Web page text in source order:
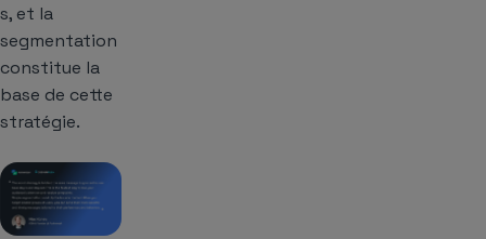
s, et la
segmentation
constitue la
base de cette
stratégie.